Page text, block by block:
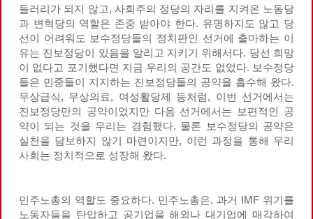
들러리가 되지 않고, 사회주의 정당의 자리를 지켜온 노동당
과 변혁당의 역할은 존중 받아야 한다. 유명하지도 않고 당
선이 어려워도 보수정당들의 정치판인 선거에 출마하는 이
유는 진보정당이 있음을 알리고 지키기 위해서다. 당선 희망
이 없다고 포기했다면 지금 우리의 공간도 없었다. 보수정당
들은 민중들이 지지하는 진보정당들의 공약을 흡수해 왔다.
무상급식, 무상의료, 여성활당제 등처럼, 이번 선거에서는
진보정당만의 공약이었지만 다음 선거에서는 보편적인 공
약이 되는 것을 우리는 경험했다. 물론 보수정당의 공약은
실천을 담보하지 않기 마련이지만, 이런 과정을 통해 우리
사회는 정치적으로 성장해 왔다.
민주노총의 역할도 중요하다. 민주노총은, 과거 IMF 위기를
노동자들을 탄압하고 공기업을 해외나 대기업에 매각하여